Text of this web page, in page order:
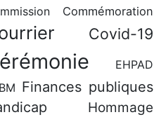
Commémoration
Covid-19
EHPAD
Finances publiques
Hommage